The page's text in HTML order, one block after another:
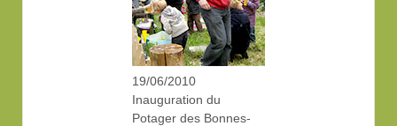
19/06/2010
Inauguration du
Potager des Bonnes-